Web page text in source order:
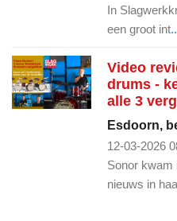
In
een groot int
Video
drums -
alle 3
Esdoorn,
12-03-2026
Sonor kwam
nieuws in